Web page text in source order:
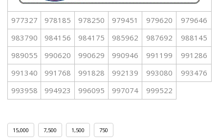
977327 978185 978250 979451 979620
979646
983790
984156 984175 985962 987692
988145
989055
990620 990629 990946 991199
991286
991340
991768 991828 992139 993080
993476
993958
994923 996095 997074 999522
15,000 7,500 1,500 750